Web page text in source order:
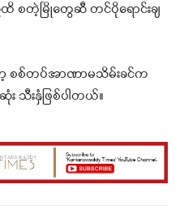
စတဲ့မြိုတွေဆီ တင်ပိုရောင်းချ
စစ်တပ်အာဏာမသိမ်းခင်က
သီးနှံဖြစ်ပါတယ်။